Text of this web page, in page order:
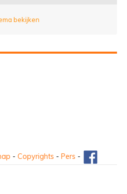
bekijken
- Copyrights - Pers -